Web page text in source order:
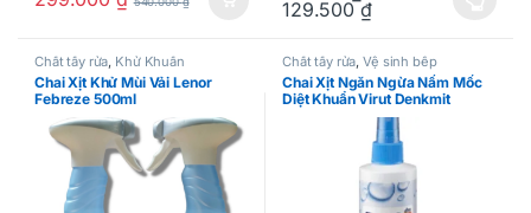
129.500₫
Sản phẩm này có nhiều biến
Chất tẩy rửa, Khử Khuẩn
Chai Xịt Khử Mùi Vải Lenor
Febreze 500ml
Chất tẩy rửa,Vệ sinh bếp
Chai Xịt Ngăn Ngừa Nấm Mốc
Diệt Khuẩn Virut Denkmit
Hygiene Spray